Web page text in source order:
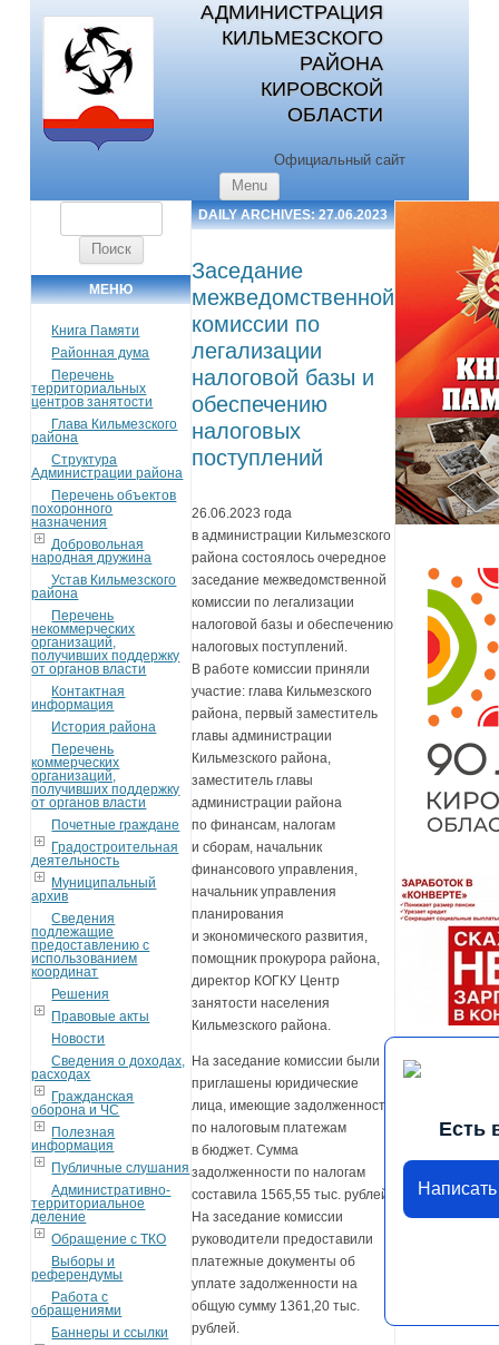
АДМИНИСТРАЦИЯ
КИЛЬМЕЗСКОГО
РАЙОНА
КИРОВСКОЙ
ОБЛАСТИ
Официальный сайт
Menu
МЕНЮ
Книга Памяти
Районная дума
Перечень
территориальных
центров занятости
Глава Кильмезского
района
Структура
Администрации района
Перечень объектов
похоронного
назначения
Добровольная
народная дружина
Устав Кильмезского
района
Перечень
некоммерческих
организаций,
получивших поддержку
от органов власти
Контактная
информация
История района
Перечень
коммерческих
организаций,
получивших поддержку
от органов власти
Почетные граждане
Градостроительная
деятельность
Муниципальный
архив
Сведения
подлежащие
предоставлению с
использованием
координат
Решения
Правовые акты
Новости
Сведения о доходах,
расходах
Гражданская
оборона и ЧС
Полезная
информация
Публичные слушания
Административно-
территориальное
деление
Обращение с ТКО
Выборы и
референдумы
Работа с
обращениями
Баннеры и ссылки
DAILY ARCHIVES:27.06.2023
Заседание
межведомственной
комиссии по
легализации
налоговой базы и
обеспечению
налоговых
поступлений
26.06.2023 года
в администрации Кильмезского
района состоялось очередное
заседание межведомственной
комиссии по легализации
налоговой базы и обеспечению
налоговых поступлений.
В работе комиссии приняли
участие: глава Кильмезского
района, первый заместитель
главы администрации
Кильмезского района,
заместитель главы
администрации района
по финансам, налогам
и сборам, начальник
финансового управления,
начальник управления
планирования
и экономического развития,
помощник прокурора района,
директор КОГКУ Центр
занятости населения
Кильмезского района.
На заседание комиссии были
приглашены юридические
лица, имеющие задолженность
по налоговым платежам
в бюджет. Сумма
задолженности по налогам
составила 1565,55 тыс. рублей.
На заседание комиссии
руководители предоставили
платежные документы об
уплате задолженности на
общую сумму 1361,20 тыс.
рублей.
Есть